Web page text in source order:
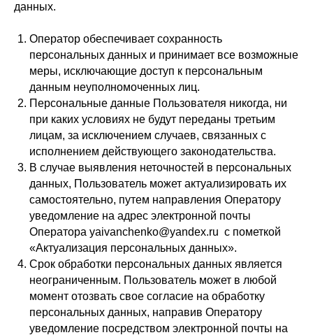
данных.
Оператор обеспечивает сохранность
персональных данных и принимает все возможные
меры, исключающие доступ к персональным
данным неуполномоченных лиц.
Персональные данные Пользователя никогда, ни
при каких условиях не будут переданы третьим
лицам, за исключением случаев, связанных с
исполнением действующего законодательства.
В случае выявления неточностей в персональных
данных, Пользователь может актуализировать их
самостоятельно, путем направления Оператору
уведомление на адрес электронной почты
Оператора yaivanchenko@yandex.ru с пометкой
«Актуализация персональных данных».
Срок обработки персональных данных является
неограниченным. Пользователь может в любой
момент отозвать свое согласие на обработку
персональных данных, направив Оператору
уведомление посредством электронной почты на